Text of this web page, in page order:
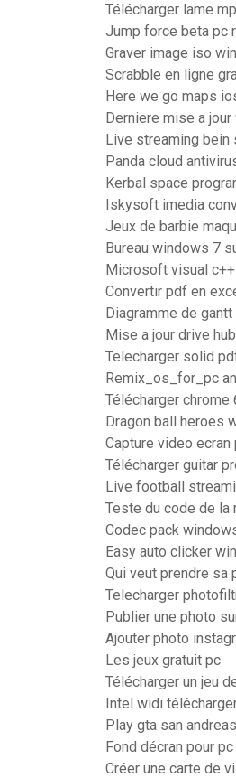
Télécharger lame
Jump force beta pc
Graver image iso
Scrabble en ligne
Here we go maps
Derniere mise a
Live streaming bein
Panda cloud
Kerbal space
Iskysoft imedia
Jeux de barbie
Bureau windows 7
Microsoft visual
Convertir pdf en
Diagramme de
Mise a jour drive hub
Telecharger solid
Remix_os_for_pc
Télécharger
Dragon ball heroes
Capture video ecran
Télécharger guitar
Live football
Teste du code de la
Codec pack
Easy auto clicker
Qui veut prendre sa
Telecharger
Publier une photo
Ajouter photo
Les jeux gratuit pc
Télécharger un jeu
Intel widi
Play gta san
Fond décran pour
Créer une carte de